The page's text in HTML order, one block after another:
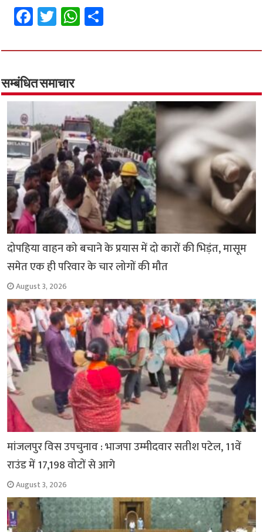
Fa
ce
b
o
o
k
T
wi
tt
er
W
h
at
p
p
ar
सम्बंधित समाचार
दोपहिया वाहन को बचाने के प्रयास में दो कारों की भिड़ंत, मासूम
समेत एक ही परिवार के चार लोगों की मौत
August 3, 2026
मांजलपुर विस उपचुनाव : भाजपा उम्मीदवार सतीश पटेल, 11वें
राउंड में 17,198 वोटों से आगे
August 3, 2026